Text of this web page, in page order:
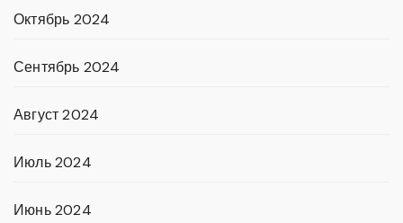
Октябрь 2024
Сентябрь 2024
Август 2024
Июль 2024
Июнь 2024